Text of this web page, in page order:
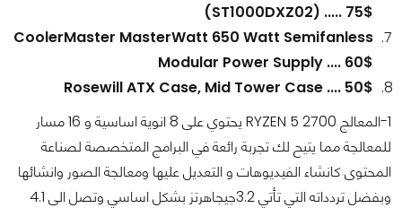
(ST1000DXZ02) ..... 75$
CoolerMaster MasterWatt 650 Watt Semifanless
Modular Power Supply .... 60$
Rosewill ATX Case, Mid Tower Case .... 50$
1-المعالج RYZEN 5 2700 يحتوي على 8 انوية اساسية و 16 مسار
للمعالجة مما يتيح لك تجربة رائعة في البرامج المتخصصة لصناعة
المحتوى كانشاء الفيديوهات و التعديل عليها ومعالجة الصور وانشائها
وبفضل تردداته التي تأتي 3.2جيجاهرتز بشكل اساسي وتصل الى 4.1